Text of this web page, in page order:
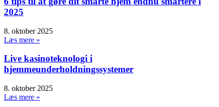
2025
8. oktober 2025
Læs mere »
Live kasinoteknologi i
hjemmeunderholdningssystemer
8. oktober 2025
Læs mere »